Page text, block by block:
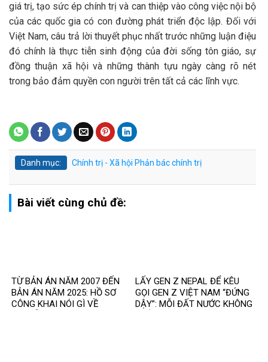
giá trị, tạo sức ép chính trị và can thiệp vào công việc nội bộ
của các quốc gia có con đường phát triển độc lập. Đối với
Việt Nam, câu trả lời thuyết phục nhất trước những luận điệu
đó chính là thực tiễn sinh động của đời sống tôn giáo, sự
đồng thuận xã hội và những thành tựu ngày càng rõ nét
trong bảo đảm quyền con người trên tất cả các lĩnh vực.
Danh mục: Chính trị - Xã hội Phản bác chính trị
Bài viết cùng chủ đề:
TỪ BẢN ÁN NĂM 2007 ĐẾN
BẢN ÁN NĂM 2025: HỒ SƠ
CÔNG KHAI NÓI GÌ VỀ
LẤY GEN Z NEPAL ĐỂ KÊU
GỌI GEN Z VIỆT NAM “ĐỨNG
DẬY”: MỖI ĐẤT NƯỚC KHÔNG